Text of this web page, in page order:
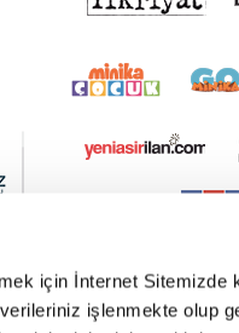
için İnternet Sitemizde
işlenmekte olup